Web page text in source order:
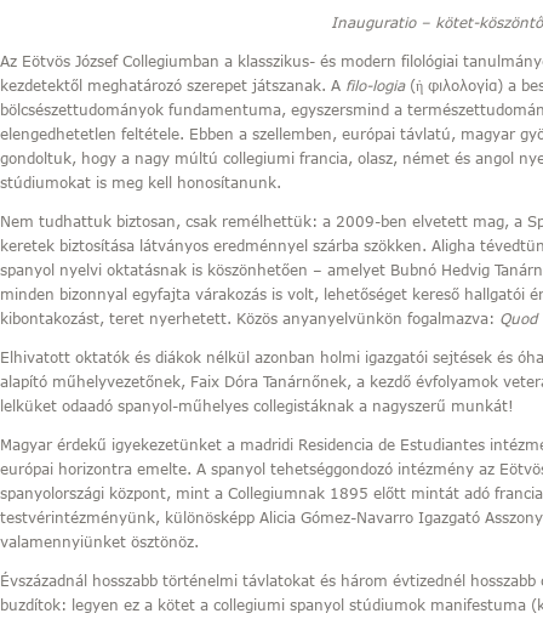
Inauguratio – kötet-köszöntő
Az Eötvös József Collegiumban a klasszikus- és modern filológiai
kezdetektől meghatározó szerepet játszanak. A filo-logia(ἡ φιλολογία) a
bölcsészettudományok fundamentuma, egyszersmind a
elengedhetetlen feltétele. Ebben a szellemben, európai távlatú, magyar
gondoltuk, hogy a nagy múltú collegiumi francia, olasz, német és angol
stúdiumokat is meg kell honosítanunk.
Nem tudhattuk biztosan, csak remélhettük: a 2009-ben elvetett mag, a
keretek biztosítása látványos eredménnyel szárba szökken. Aligha
spanyol nyelvi oktatásnak is köszönhetően – amelyet Bubnó Hedvig
minden bizonnyal egyfajta várakozás is volt, lehetőséget kereső hallgatói
kibontakozást, teret nyerhetett. Közös anyanyelvünkön fogalmazva:
Elhivatott oktatók és diákok nélkül azonban holmi igazgatói sejtések és
alapító műhelyvezetőnek, Faix Dóra Tanárnőnek, a kezdő évfolyamok
lelküket odaadó spanyol-műhelyes collegistáknak a nagyszerű munkát!
Magyar érdekű igyekezetünket a madridi Residencia de Estudiantes
európai horizontra emelte. A spanyol tehetséggondozó intézmény az
spanyolországi központ, mint a Collegiumnak 1895 előtt mintát adó
testvérintézményünk, különösképp Alicia Gómez-Navarro Igazgató
valamennyiünket ösztönöz.
Évszázadnál hosszabb történelmi távlatokat és három évtizednél
buzdítok: legyen ez a kötet a collegiumi spanyol stúdiumok manifestuma